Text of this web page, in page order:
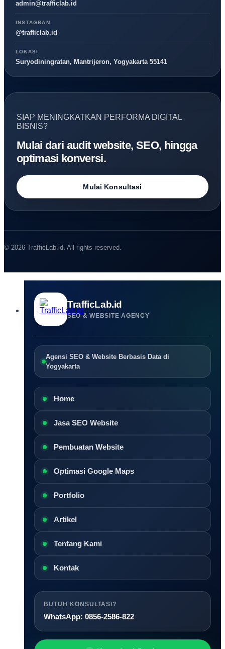
admin@trafficlab.id
INSTAGRAM
@trafficlab.id
LOKASI
Suryodiningratan, Mantrijeron, Yogyakarta 55141
SIAP MENINGKATKAN PERFORMA DIGITAL
BISNIS?
Mulai dari audit website, SEO, hingga
optimasi konversi.
Mulai Konsultasi
© 2026 TrafficLab.id. All rights reserved.
TrafficLab.id
SEO & WEBSITE AGENCY
Agensi SEO & Website Berbasis Data di
Yogyakarta
Home
Jasa SEO Website
Pembuatan Website
Optimasi Google Maps
Portfolio
Artikel
Tentang Kami
Kontak
BUTUH KONSULTASI?
WhatsApp: 0856-2586-822